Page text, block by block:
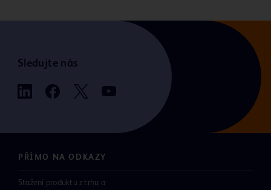
Sledujte nás
PŘÍMO NA ODKAZY
Stažení produktu z trhu a